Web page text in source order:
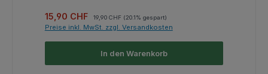
Verkaufspreis:
15,90 CHF Regulärer Preis:
19,90 CHF (20.1% gespart)
Preise inkl. MwSt. zzgl. Versandkosten
In den Warenkorb